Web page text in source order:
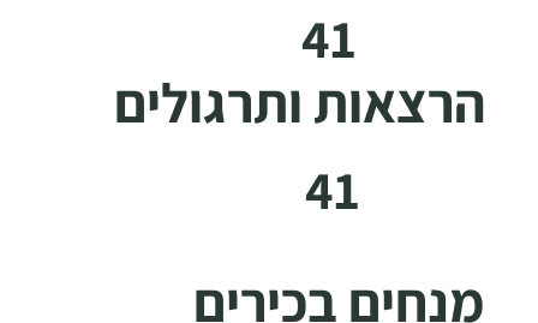
41
מנחים בכירים
41
הרצאות ותרגולים